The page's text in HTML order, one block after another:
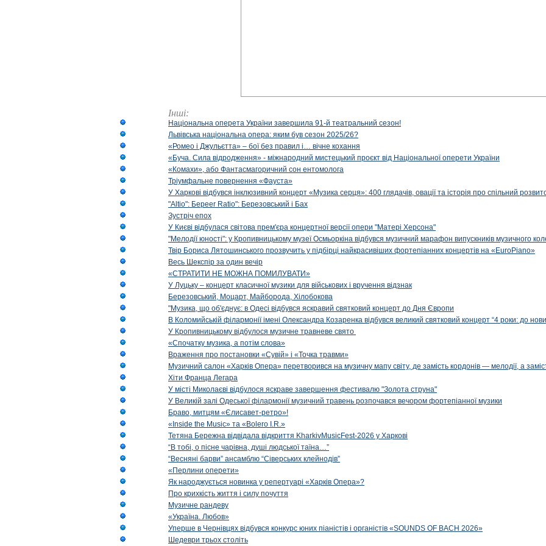
Інші:
Національна оперета України завершила 91-й театральний сезон!
Львівська національна опера: яким був сезон 2025/26?
«Ромео і Джульєтта» – бої без правил і… вічне кохання
«Буча. Сила відродження» - міжнародний мистецький проєкт від Національної оперети України
«Комахи», або Фантасмагоричний сон ентомолога
Тріумфальне повернення «Фауста»
У Харкові відбувся інклюзивний концерт «Музика серця»: 400 глядачів, овації та історія про спільний
"Altio": Береer Ratio": Березовський і Бах
Зустріч епох
У Києві відбулася світова прем'єра концертної версії опери "Матері Херсона"
"Мелодії юності": у Кропивницькому музеї Осмьоркіна відбувся музичний марафон випускників музичного
Твір Бориса Лятошинського прозвучить у підбірці найкрасивіших фортепіанних концертів на «EuroPiano»
Весь Шекспір за один вечір
«СТРАТИТИ НЕ МОЖНА ПОМИЛУВАТИ»
У Луцьку – концерт класичної музики для військових і вручення відзнак
Березовський, Моцарт, Майборода, Хілобокова
"Музика, що об'єднує: в Одесі відбувся яскравий святковий концерт до Дня Європи
В Коломийській філармонії імені Олександра Козаренка відбувся великий святковий концерт “4 роки: до
У Кропивницькому відбулося музичне травневе свято
«Спочатку музика, а потім слова»
Враження про постановки «Сувій» і «Точка травми»
Музичний салон «Харків Опера» перетворився на музичну мапу світу, де замість кордонів — мелодії, а
Хіти Франца Легара
У місті Миколаєві відбулося яскраве завершення фестивалю "Золота струна"
У Великій залі Одеської філармонії музичний травень розпочався вечором фортепіанної музики
Браво, митцям «Єлисавет-ретро»!
«Inside the Music» та «Bolero I.R.»
Тетяна Бережна відвідала відкриття KharkivMusicFest-2026 у Харкові
“В тобі, о пісне чарівна, душі людської таїна…”
“Весняні барви” ансамблю “Сіверських клейнодів”
«Перлини оперети»
Як народжується новинка у репертуарі «Харків Опера»?
Про крихкість життя і силу почуття
Музичне рандеву
«Україна. Любов»
Уперше в Чернівцях відбувся конкурс юних піаністів і органістів «SOUNDS OF BACH 2026»
Шедеври трьох століть